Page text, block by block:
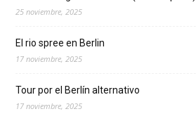
25 noviembre, 2025
El rio spree en Berlin
17 noviembre, 2025
Tour por el Berlín alternativo
17 noviembre, 2025